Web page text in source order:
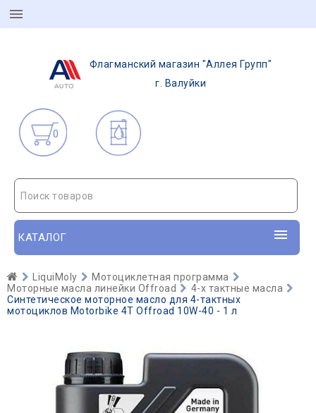
Флагманский магазин "Аллея Групп"
г. Валуйки
0
Поиск товаров
КАТАЛОГ
LiquiMoly
Мотоциклетная программа
Моторные масла линейки Offroad
4-х тактные масла
Синтетическое моторное масло для 4-тактных
мотоциклов Motorbike 4T Offroad 10W-40 - 1 л